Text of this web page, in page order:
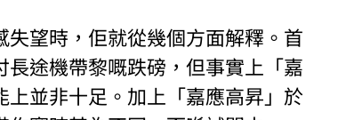
望時，佢就從幾個方面解釋。首
途機帶黎嘅跌磅，但事實上「嘉
並非十足。加上「嘉應高昇」於